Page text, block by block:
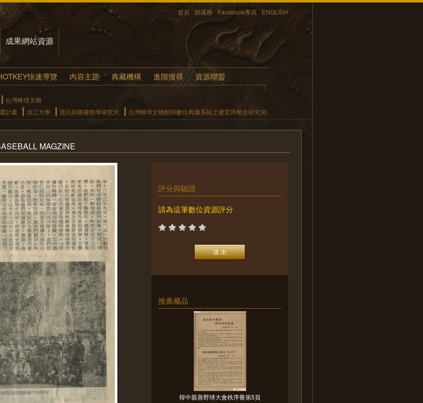
首頁 部落格 Facebook專頁 ENGLISH
成果網站資源
快速導覽 內容主題 典藏機構 進階搜尋 資源聯盟
台灣棒球文物
計畫 淡江大學 資訊與圖書館學研究所 台灣棒球文物館與數位典藏系統之建置與整合研究(Ⅱ)
MAGZINE
評分與驗證
請為這筆數位資源評分
推薦藏品
韓中親善野球大會秩序冊第5頁